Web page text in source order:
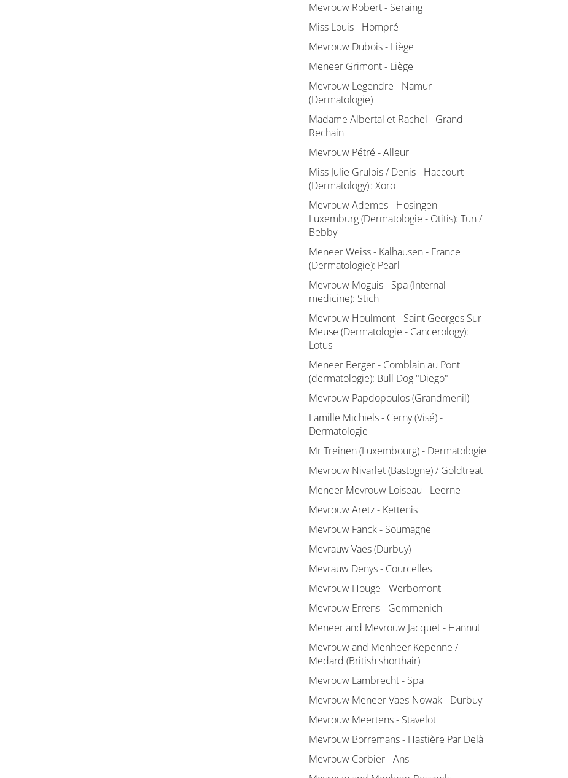
Mevrouw Robert - Seraing
Miss Louis - Hompré
Mevrouw Dubois - Liège
Meneer Grimont - Liège
Mevrouw Legendre - Namur
(Dermatologie)
Madame Albertal et Rachel - Grand
Rechain
Mevrouw Pétré - Alleur
Miss Julie Grulois / Denis - Haccourt
(Dermatology) : Xoro
Mevrouw Ademes - Hosingen -
Luxemburg (Dermatologie - Otitis): Tun /
Bebby
Meneer Weiss - Kalhausen - France
(Dermatologie): Pearl
Mevrouw Moguis - Spa (Internal
medicine): Stich
Mevrouw Houlmont - Saint Georges Sur
Meuse (Dermatologie - Cancerology):
Lotus
Meneer Berger - Comblain au Pont
(dermatologie): Bull Dog "Diego"
Mevrouw Papdopoulos (Grandmenil)
Famille Michiels - Cerny (Visé) -
Dermatologie
Mr Treinen (Luxembourg) - Dermatologie
Mevrouw Nivarlet (Bastogne) / Goldtreat
Meneer Mevrouw Loiseau - Leerne
Mevrouw Aretz - Kettenis
Mevrouw Fanck - Soumagne
Mevrauw Vaes (Durbuy)
Mevrauw Denys - Courcelles
Mevrouw Houge - Werbomont
Mevrouw Errens - Gemmenich
Meneer and Mevrouw Jacquet - Hannut
Mevrouw and Menheer Kepenne /
Medard (British shorthair)
Mevrouw Lambrecht - Spa
Mevrouw Meneer Vaes-Nowak - Durbuy
Mevrouw Meertens - Stavelot
Mevrouw Borremans - Hastière Par Delà
Mevrouw Corbier - Ans